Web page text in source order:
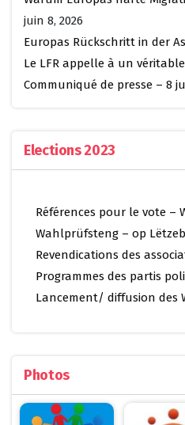
juin 8, 2026
Europas Rückschritt in der
Le LFR appelle à un
Communiqué de presse – 8
Elections 2023
Références pour le vote –
Wahlprüfsteng – op
Revendications des
Programmes des partis
Lancement/ diffusion des
Photos